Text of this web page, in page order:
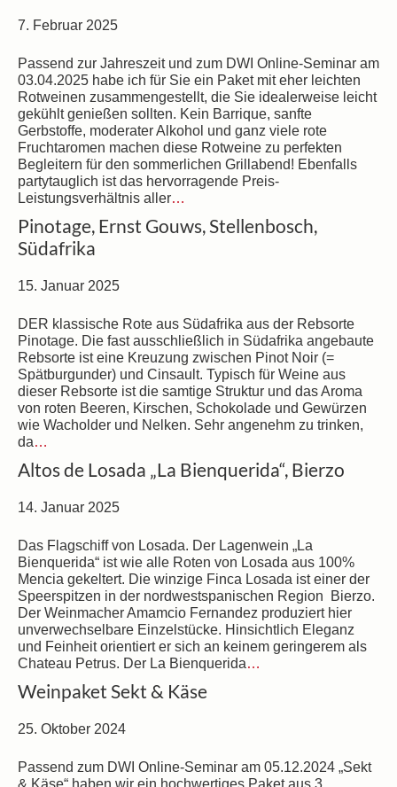
7. Februar 2025
Passend zur Jahreszeit und zum DWI Online-Seminar am
03.04.2025 habe ich für Sie ein Paket mit eher leichten
Rotweinen zusammengestellt, die Sie idealerweise leicht
gekühlt genießen sollten. Kein Barrique, sanfte
Gerbstoffe, moderater Alkohol und ganz viele rote
Fruchtaromen machen diese Rotweine zu perfekten
Begleitern für den sommerlichen Grillabend! Ebenfalls
partytauglich ist das hervorragende Preis-
Leistungsverhältnis aller…
Pinotage, Ernst Gouws, Stellenbosch,
Südafrika
15. Januar 2025
DER klassische Rote aus Südafrika aus der Rebsorte
Pinotage. Die fast ausschließlich in Südafrika angebaute
Rebsorte ist eine Kreuzung zwischen Pinot Noir (=
Spätburgunder) und Cinsault. Typisch für Weine aus
dieser Rebsorte ist die samtige Struktur und das Aroma
von roten Beeren, Kirschen, Schokolade und Gewürzen
wie Wacholder und Nelken. Sehr angenehm zu trinken,
da…
Altos de Losada „La Bienquerida“, Bierzo
14. Januar 2025
Das Flagschiff von Losada. Der Lagenwein „La
Bienquerida“ ist wie alle Roten von Losada aus 100%
Mencia gekeltert. Die winzige Finca Losada ist einer der
Speerspitzen in der nordwestspanischen Region Bierzo.
Der Weinmacher Amamcio Fernandez produziert hier
unverwechselbare Einzelstücke. Hinsichtlich Eleganz
und Feinheit orientiert er sich an keinem geringerem als
Chateau Petrus. Der La Bienquerida…
Weinpaket Sekt & Käse
25. Oktober 2024
Passend zum DWI Online-Seminar am 05.12.2024 „Sekt
& Käse“ haben wir ein hochwertiges Paket aus 3